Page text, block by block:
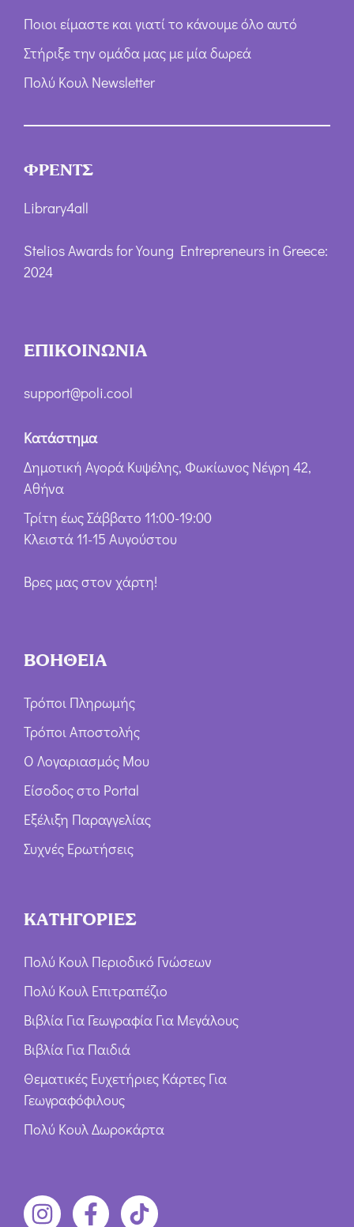
Ποιοι είμαστε και γιατί το κάνουμε όλο αυτό
Στήριξε την ομάδα μας με μία δωρεά
Πολύ Κουλ Newsletter
ΦΡΕΝΤΣ
Library4all
Stelios Awards for Young Entrepreneurs in Greece:
2024
ΕΠΙΚΟΙΝΩΝΙΑ
support@poli.cool
Κατάστημα
Δημοτική Αγορά Κυψέλης, Φωκίωνος Νέγρη 42,
Αθήνα
Τρίτη έως Σάββατο 11:00-19:00
Κλειστά 11-15 Αυγούστου
Βρες μας στον χάρτη!
ΒΟΗΘΕΙΑ
Τρόποι Πληρωμής
Τρόποι Αποστολής
Ο Λογαριασμός Μου
Είσοδος στο Portal
Εξέλιξη Παραγγελίας
Συχνές Ερωτήσεις
ΚΑΤΗΓΟΡΙΕΣ
Πολύ Κουλ Περιοδικό Γνώσεων
Πολύ Κουλ Επιτραπέζιο
Βιβλία Για Γεωγραφία Για Μεγάλους
Βιβλία Για Παιδιά
Θεματικές Ευχετήριες Κάρτες Για
Γεωγραφόφιλους
Πολύ Κουλ Δωροκάρτα